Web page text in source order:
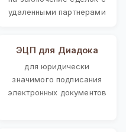
удаленными партнерами
ЭЦП для Диадока
для юридически
значимого подписания
электронных документов